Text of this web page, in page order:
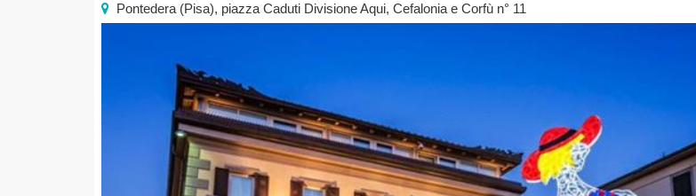
Pontedera (Pisa), piazza Caduti Divisione Aqui, Cefalonia e Corfù n° 11